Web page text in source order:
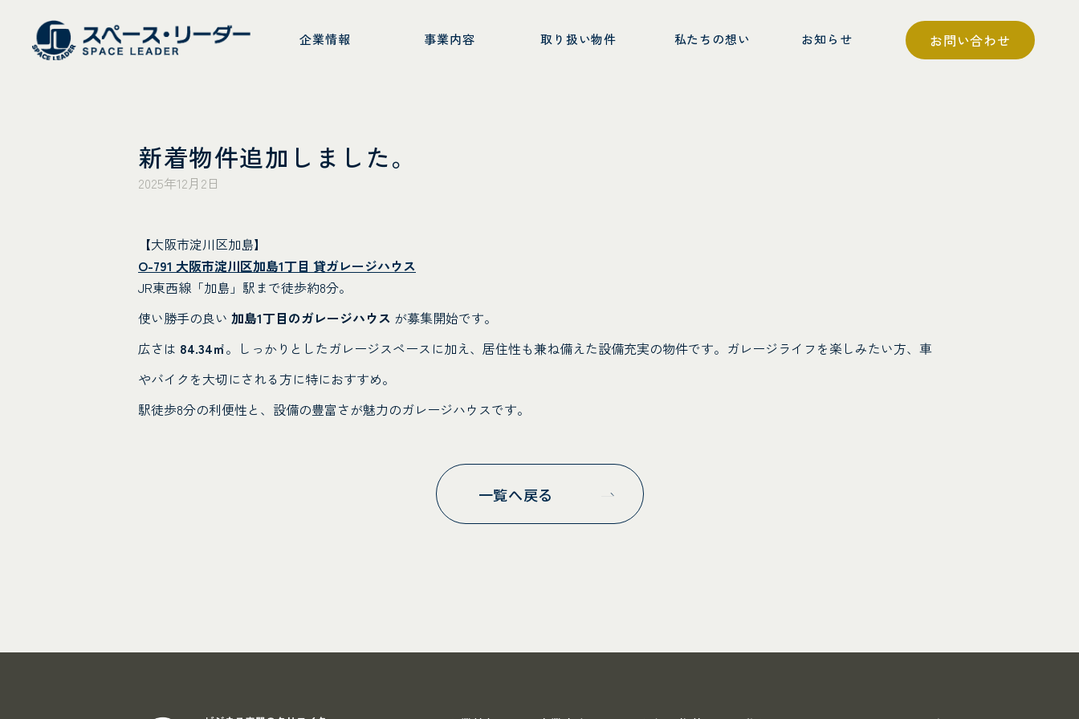
企業情報 事業内容 取り扱い物件 私たちの想い お知らせ お問い合わせ
新着物件追加しました。
2025年12月2日
【大阪市淀川区加島】
O-791 大阪市淀川区加島1丁目 貸ガレージハウス
JR東西線「加島」駅まで徒歩約8分。
使い勝手の良い 加島1丁目のガレージハウス が募集開始です。
広さは 84.34㎡。しっかりとしたガレージスペースに加え、居住性も兼ね備えた設備充実の物件です。ガレージライフを楽しみたい方、車
やバイクを大切にされる方に特におすすめ。
駅徒歩8分の利便性と、設備の豊富さが魅力のガレージハウスです。
一覧へ戻る